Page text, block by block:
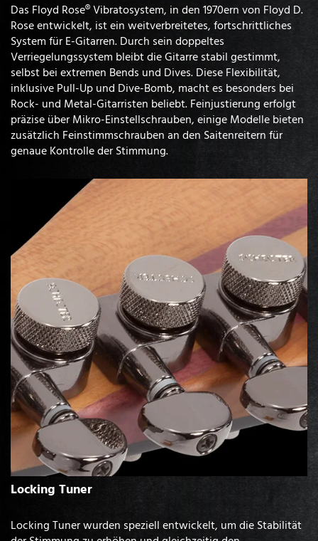
Das Floyd Rose® Vibratosystem, in den 1970ern von Floyd D.
Rose entwickelt, ist ein weitverbreitetes, fortschrittliches
System für E-Gitarren. Durch sein doppeltes
Verriegelungssystem bleibt die Gitarre stabil gestimmt,
selbst bei extremen Bends und Dives. Diese Flexibilität,
inklusive Pull-Up und Dive-Bomb, macht es besonders bei
Rock- und Metal-Gitarristen beliebt. Feinjustierung erfolgt
präzise über Mikro-Einstellschrauben, einige Modelle bieten
zusätzlich Feinstimmschrauben an den Saitenreitern für
genaue Kontrolle der Stimmung.
Locking Tuner
Locking Tuner wurden speziell entwickelt, um die Stabilität